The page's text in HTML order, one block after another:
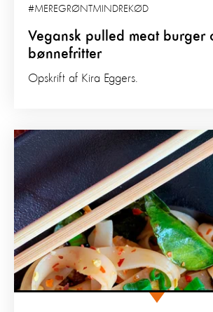
Vegansk pulled meat burger
bønnefritter
#MEREGRØNTMINDREKØD
Opskrift af Kira Eggers.